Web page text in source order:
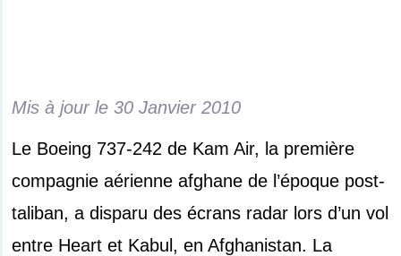
Mis à jour le30 Janvier 2010
Le Boeing 737-242 de Kam Air, la première
compagnie aérienne afghane de l’époque post-
taliban, a disparu des écrans radar lors d’un vol
entre Heart et Kabul, en Afghanistan. La